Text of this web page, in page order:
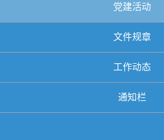
党建活动
文件规章
工作动态
通知栏